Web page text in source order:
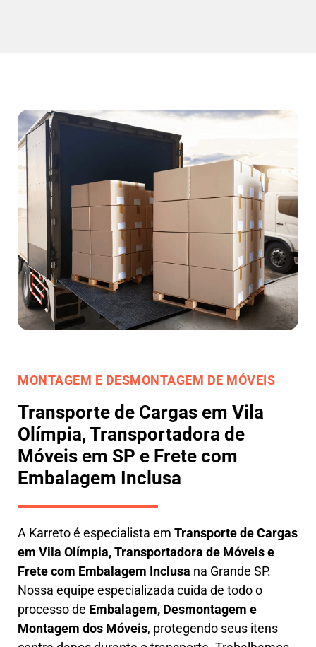
MONTAGEM E DESMONTAGEM DE MÓVEIS
Transporte de Cargas em Vila
Olímpia, Transportadora de
Móveis em SP e Frete com
Embalagem Inclusa
A Karretoé especialista em Transporte de Cargas
em Vila Olímpia,Transportadora de Móveis e
Frete com Embalagem Inclusa na Grande SP.
Nossa equipe especializada cuida de todo o
processo de Embalagem, Desmontagem e
Montagem dos Móveis, protegendo seus itens